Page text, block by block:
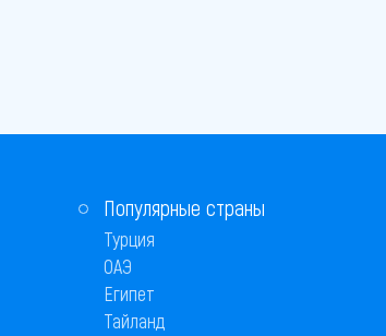
Популярные страны
Турция
ОАЭ
Египет
Тайланд